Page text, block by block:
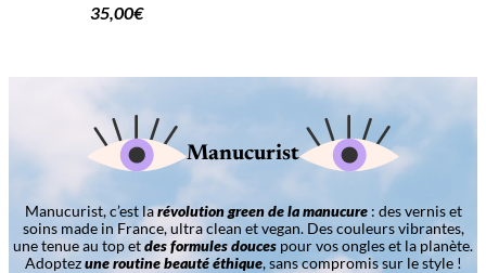
35,00€
Manucurist
Manucurist, c’est larévolution green de la manucure: des vernis et
soins made in France, ultra clean et vegan. Des couleurs vibrantes,
une tenue au top etdes formules douces pour vos ongles et la planète.
Adoptezune routine beauté éthique, sans compromis sur le style !